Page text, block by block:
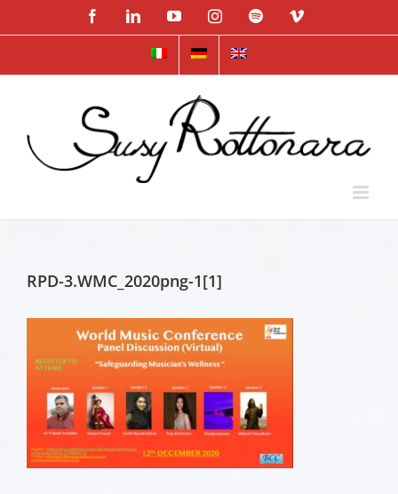
to
FacebookLinkedInYouTubeInstagramSpotifyVimeo
RPD-3.WMC_2020png-1[1]